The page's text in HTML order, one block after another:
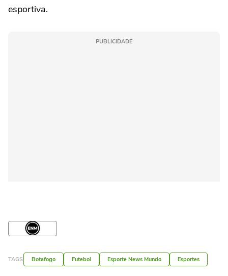
esportiva.
PUBLICIDADE
TAGS Botafogo Futebol Esporte News Mundo Esportes